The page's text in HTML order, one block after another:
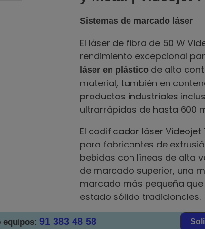
Sistemas de marcado láser
El láser de fibra de 50 W
rendimiento excepcional
láser en plástico de alto
material, también en
productos industriales
ultrarrápidas de hasta 600
El codificador láser
para fabricantes de
bebidas con líneas de alta
de marcado superior, una
marcado más pequeña
estado sólido tradicionales.
equipos:91 383 48 58